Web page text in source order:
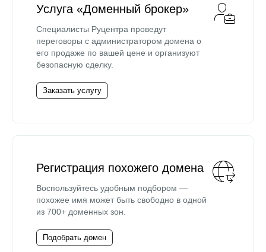
Услуга «Доменный брокер»
Специалисты Руцентра проведут
переговоры с администратором домена о
его продаже по вашей цене и организуют
безопасную сделку.
Заказать услугу
Регистрация похожего домена
Воспользуйтесь удобным подбором —
похожее имя может быть свободно в одной
из 700+ доменных зон.
Подобрать домен